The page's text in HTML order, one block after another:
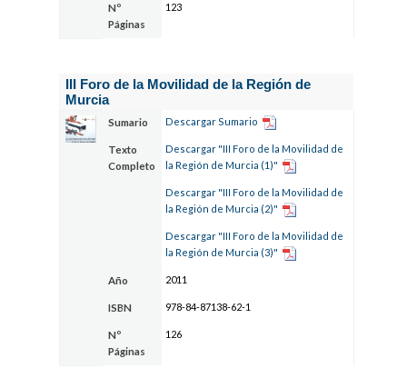
Nº
Páginas
123
III Foro de la Movilidad de la Región de
Murcia
Sumario Descargar Sumario
Texto
Completo
Descargar "III Foro de la Movilidad de
la Región de Murcia (1)"
Descargar "III Foro de la Movilidad de
la Región de Murcia (2)"
Descargar "III Foro de la Movilidad de
la Región de Murcia (3)"
Año 2011
ISBN 978-84-87138-62-1
Nº
Páginas
126